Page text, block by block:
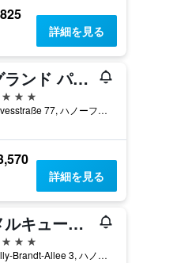
詳細を見る
グランド パレス ホテル ハノーバー
星
Lavesstraße 77, ハノーファー, ニーダーザクセン, ドイツ
詳細を見る
メルキュール ホテル ハノーファー シティ
星
Willy-Brandt-Allee 3, ハノーファー, ニーダーザクセン, ドイツ